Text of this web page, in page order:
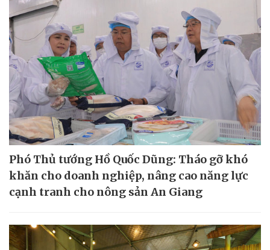
Phó Thủ tướng Hồ Quốc Dũng: Tháo gỡ khó
khăn cho doanh nghiệp, nâng cao năng lực
cạnh tranh cho nông sản An Giang